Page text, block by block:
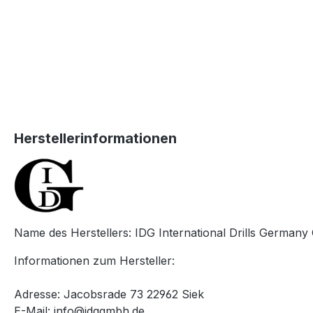
Herstellerinformationen
Name des Herstellers: IDG International Drills Germany
Informationen zum Hersteller:
Adresse: Jacobsrade 73 22962 Siek